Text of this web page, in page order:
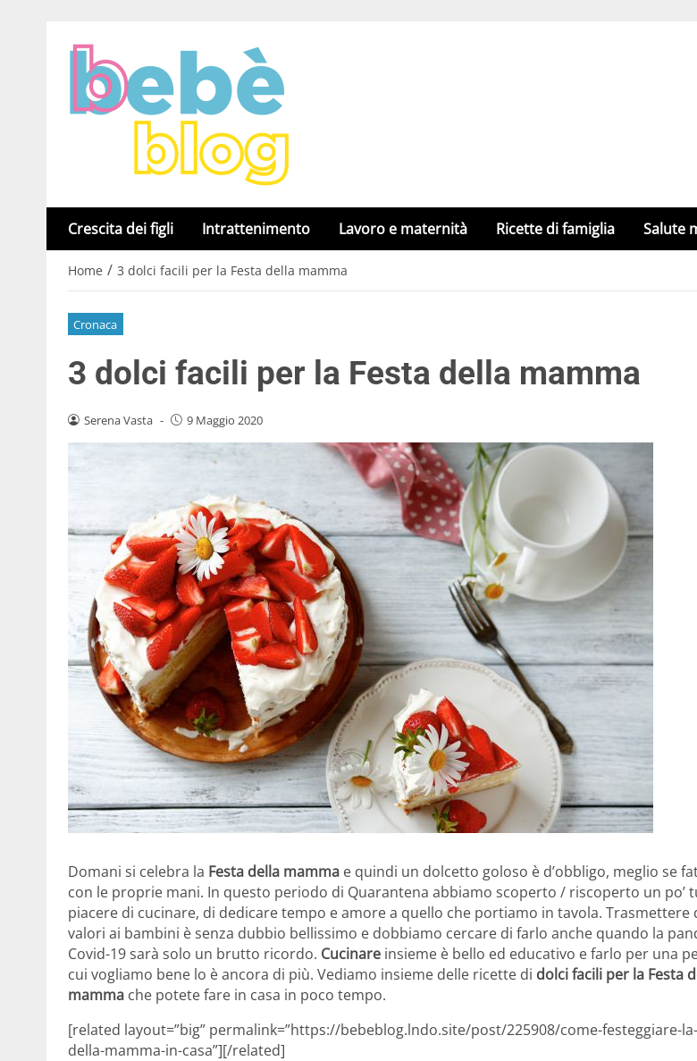
Crescita dei figli Intrattenimento Lavoro e maternità Ricette di famiglia Salute
Home / 3 dolci facili per la Festa della mamma
Cronaca
3 dolci facili per la Festa della mamma
Serena Vasta - 9 Maggio 2020
Domani si celebra la Festa della mamma e quindi un dolcetto goloso è d’obbligo, meglio se
con le proprie mani. In questo periodo di Quarantena abbiamo scoperto / riscoperto un po’
piacere di cucinare, di dedicare tempo e amore a quello che portiamo in tavola. Trasmettere
valori ai bambini è senza dubbio bellissimo e dobbiamo cercare di farlo anche quando la
Covid-19 sarà solo un brutto ricordo. Cucinare insieme è bello ed educativo e farlo per una
cui vogliamo bene lo è ancora di più. Vediamo insieme delle ricette di dolci facili per la Festa
mamma che potete fare in casa in poco tempo.
[related layout=”big” permalink=”https://bebeblog.lndo.site/post/225908/come-festeggiare-
della-mamma-in-casa”][/related]